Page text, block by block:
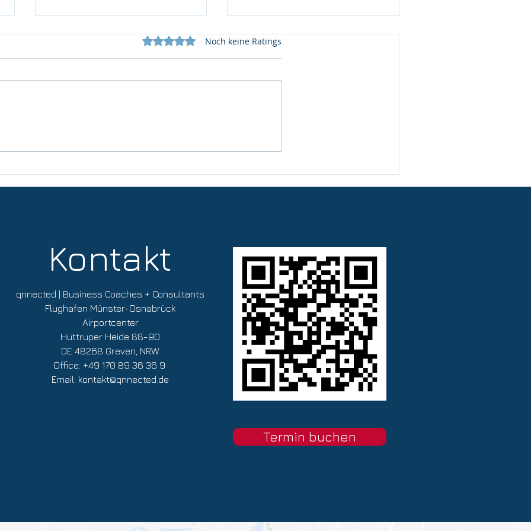
Mit 0 von 5 Sternen bewertet.
Noch keine Ratings
qnnected | Business Coaches + Consultants
Flughafen Münster-Osnabrück
Airportcenter
Hüttruper Heide 88-90
DE 48268 Greven, NRW
Office: +49 170 89 36 36 9
Email: kontakt@qnnected.de
Kontakt
Termin buchen